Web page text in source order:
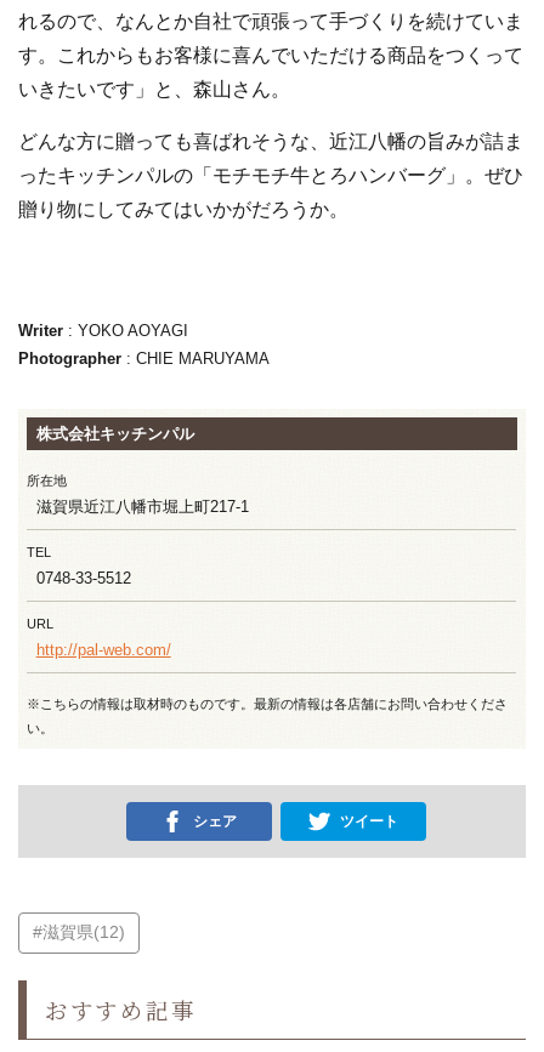
れるので、なんとか自社で頑張って手づくりを続けていま
す。これからもお客様に喜んでいただける商品をつくって
いきたいです」と、森山さん。
どんな方に贈っても喜ばれそうな、近江八幡の旨みが詰ま
ったキッチンパルの「モチモチ牛とろハンバーグ」。ぜひ
贈り物にしてみてはいかがだろうか。
Writer: YOKO AOYAGI
Photographer: CHIE MARUYAMA
株式会社キッチンパル
所在地
滋賀県近江八幡市堀上町217-1
TEL
0748-33-5512
URL
http://pal-web.com/
※こちらの情報は取材時のものです。最新の情報は各店舗にお問い合わせくださ
い。
シェア ツイート
#滋賀県(12)
おすすめ記事